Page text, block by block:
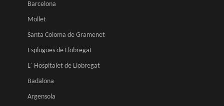
Barcelona
Mollet
Santa Coloma de Gramenet
Esplugues de Llobregat
L´ Hospitalet de Llobregat
Badalona
Argensola